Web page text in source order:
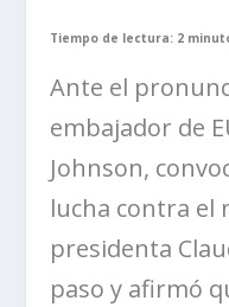
Tiempo de lectura: 2
Ante el
embajador de
Johnson,
lucha contra el
presidenta
paso y afirmó